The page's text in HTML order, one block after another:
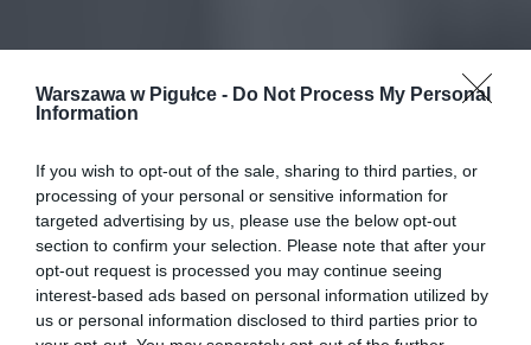
Warszawa w Pigułce - Do Not Process My Personal
Information
If you wish to opt-out of the sale, sharing to third parties, or
processing of your personal or sensitive information for
targeted advertising by us, please use the below opt-out
section to confirm your selection. Please note that after your
opt-out request is processed you may continue seeing
interest-based ads based on personal information utilized by
us or personal information disclosed to third parties prior to